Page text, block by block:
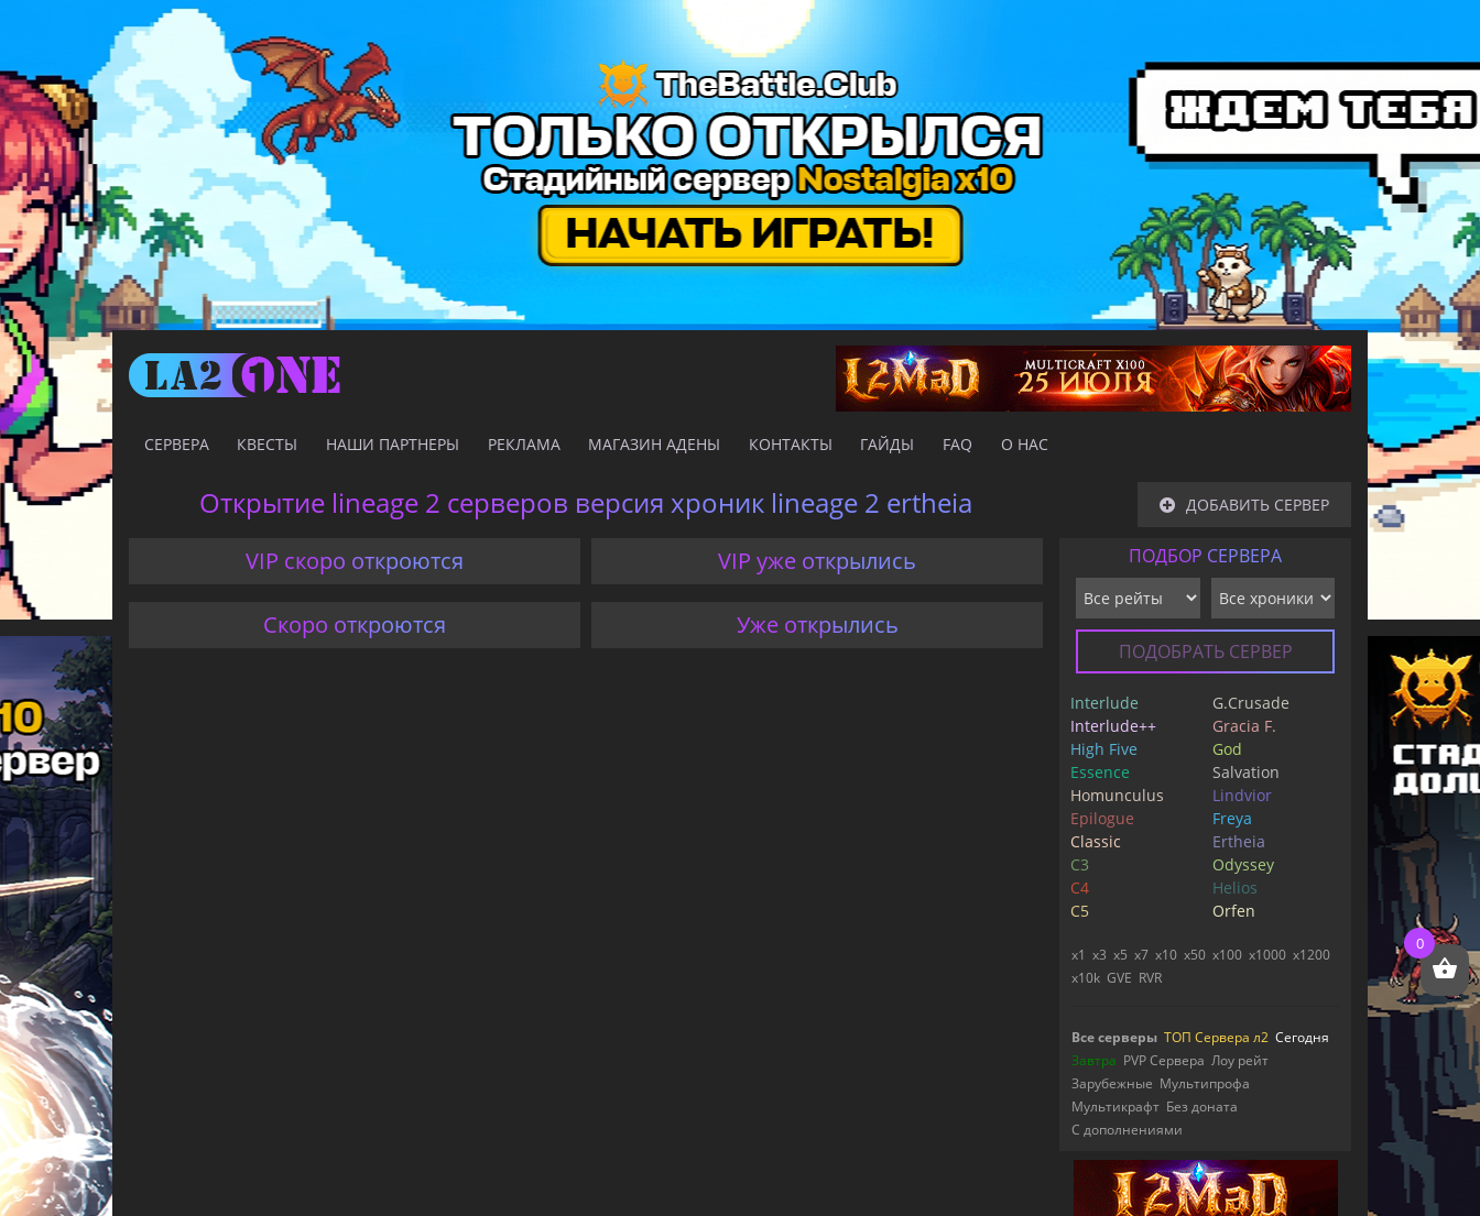
СЕРВЕРА КВЕСТЫ НАШИ ПАРТНЕРЫ РЕКЛАМА МАГАЗИН АДЕНЫ КОНТАКТЫ ГАЙДЫ FAQ О НАС
Открытие lineage 2 серверов версия хроник lineage 2 ertheia ДОБАВИТЬ СЕРВЕР
VIP скоро откроются VIP уже открылись
Скоро откроются Уже открылись
ПОДБОР СЕРВЕРА
ПОДОБРАТЬ СЕРВЕР
Interlude
Interlude++
High Five
Essence
Homunculus
Epilogue
Classic
C3
C4
C5
G.Crusade
Gracia F.
God
Salvation
Lindvior
Freya
Ertheia
Odyssey
Helios
Orfen
x1 x3 x5 x7 x10 x50 x100 x1000 x1200
x10k GVE RVR
Все серверы ТОП Сервера л2 Сегодня
Завтра PVP Сервера Лоу рейт
Зарубежные Мультипрофа
Мультикрафт Без доната
С дополнениями
0